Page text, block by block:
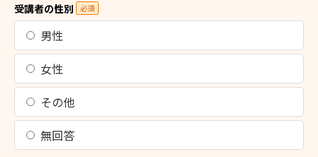
受講者の性別 必須
男性
女性
その他
無回答